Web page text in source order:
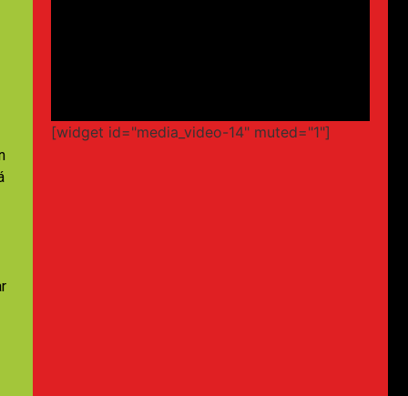
[widget id="media_video-14" muted="1"]